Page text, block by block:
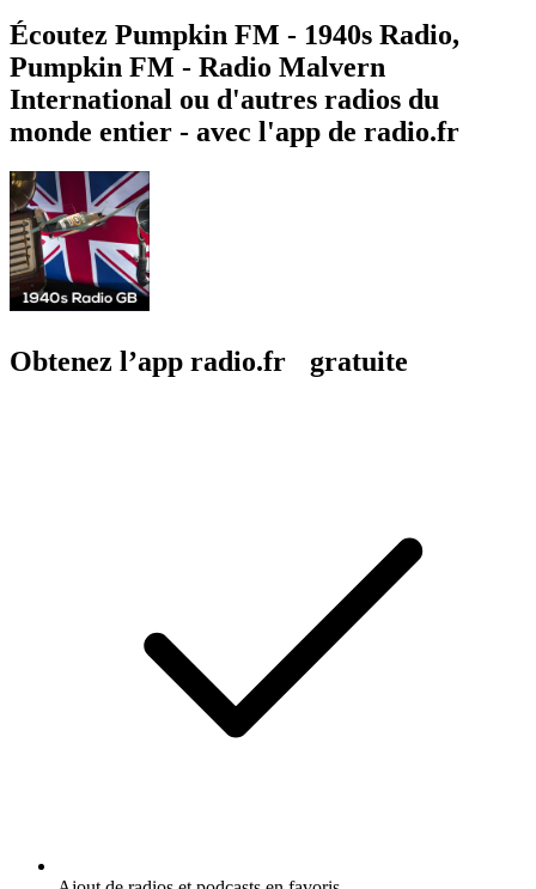
Écoutez Pumpkin FM - 1940s Radio,
Pumpkin FM - Radio Malvern
International ou d'autres radios du
monde entier - avec l'app de radio.fr
Obtenez l’app radio.fr gratuite